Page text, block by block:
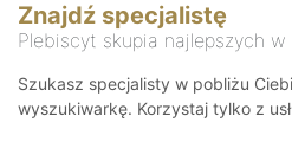
Znajdź specjalistę
Plebiscyt skupia najlepszych w
Szukasz specjalisty w pobliżu
wyszukiwarkę. Korzystaj tylko z